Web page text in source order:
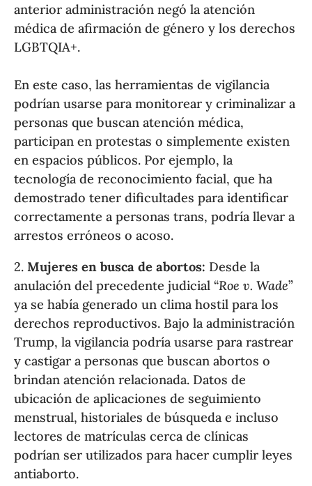
anterior administración negó la atención
médica de afirmación de género y los derechos
LGBTQIA+.
En este caso, las herramientas de vigilancia
podrían usarse para monitorear y criminalizar a
personas que buscan atención médica,
participan en protestas o simplemente existen
en espacios públicos. Por ejemplo, la
tecnología de reconocimiento facial, que ha
demostrado tener dificultades para identificar
correctamente a personas trans, podría llevar a
arrestos erróneos o acoso.
2.Mujeres en busca de abortos: Desde la
anulación del precedente judicial “Roe v. Wade”
ya se había generado un clima hostil para los
derechos reproductivos. Bajo la administración
Trump, la vigilancia podría usarse para rastrear
y castigar a personas que buscan abortos o
brindan atención relacionada. Datos de
ubicación de aplicaciones de seguimiento
menstrual, historiales de búsqueda e incluso
lectores de matrículas cerca de clínicas
podrían ser utilizados para hacer cumplir leyes
antiaborto.